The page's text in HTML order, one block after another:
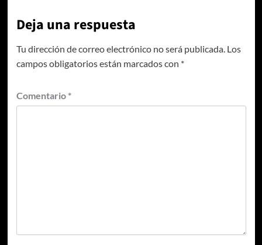
Deja una respuesta
Tu dirección de correo electrónico no será publicada. Los
campos obligatorios están marcados con *
Comentario *